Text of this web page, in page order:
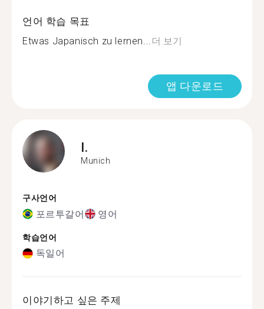
언어 학습 목표
Etwas Japanisch zu lernen...더 보기
앱 다운로드
I.
Munich
구사언어
포르투갈어 영어
학습언어
독일어
이야기하고 싶은 주제